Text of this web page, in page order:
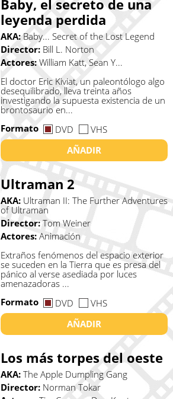
Baby, el secreto de una
leyenda perdida
AKA: Baby... Secret of the Lost Legend
Director: Bill L. Norton
Actores: William Katt, Sean Y...
El doctor Eric Kiviat, un paleontólogo algo
desequilibrado, lleva treinta años
investigando la supuesta existencia de un
brontosaurio en...
Formato
DVD
VHS
AÑADIR
Ultraman 2
AKA: Ultraman II: The Further Adventures
of Ultraman
Director: Tom Weiner
Actores: Animación
Extraños fenómenos del espacio exterior
se suceden en la Tierra que es presa del
pánico al verse asediada por luces
amenazadoras ...
Formato
DVD
VHS
AÑADIR
Los más torpes del oeste
AKA: The Apple Dumpling Gang
Director: Norman Tokar